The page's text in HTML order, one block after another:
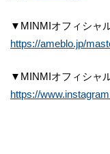
▼MINMIオフィシャ
https://ameblo.jp/
▼MINMIオフィシャ
https://